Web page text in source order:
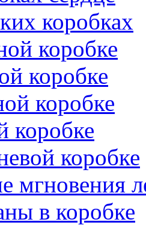
коробках
коробке
коробке
коробке
коробке
коробке
мгновения
в коробке